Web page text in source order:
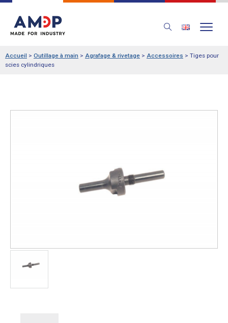
Accueil > Outillage à main > Agrafage & rivetage > Accessoires > Tiges pour
scies cylindriques